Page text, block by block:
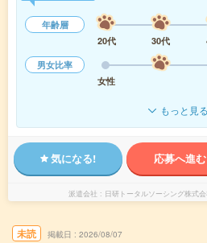
年齢層
20代
30代
男女比率
女性
もっと見る
気になる! 応募へ進む
派遣会社 日研トータルソーシング株式
未読 掲載日 2026/08/07